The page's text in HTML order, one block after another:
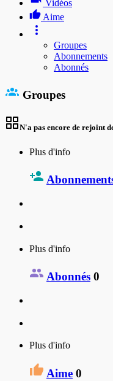
Vidéos
Aime
Groupes
Abonnements
Abonnés
Groupes
N'a pas encore de rejoint
Plus d'info
Plus d'info
Abonnés 0
Plus d'info
Aime 0